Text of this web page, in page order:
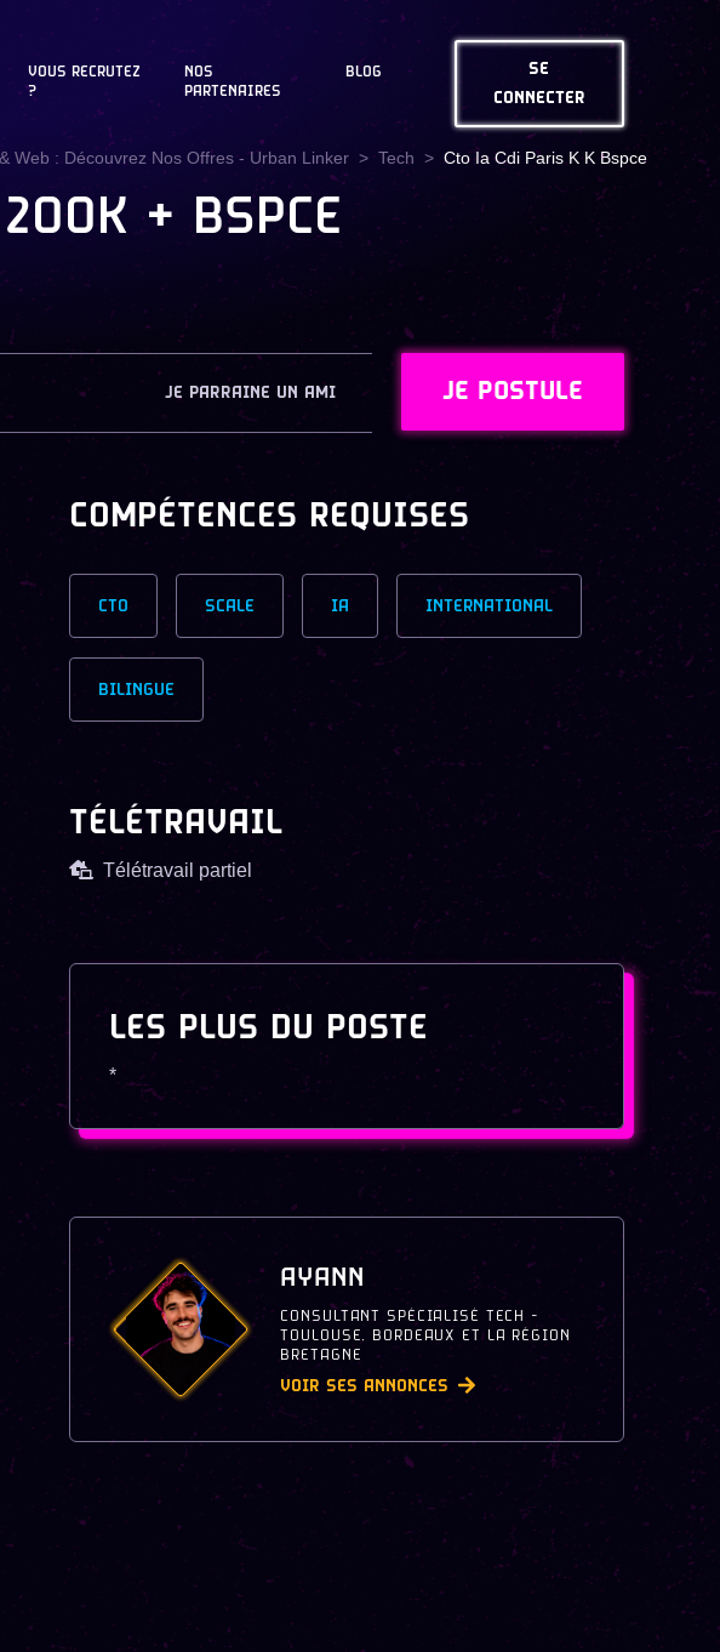
VOUS RECRUTEZ
?
NOS
PARTENAIRES
BLOG
SE
CONNECTER
Web : Découvrez Nos Offres - Urban Linker Tech Cto Ia Cdi Paris K K Bspce
+ BSPCE
JE PARRAINE UN AMI JE POSTULE
COMPÉTENCES REQUISES
CTO SCALE IA INTERNATIONAL
BILINGUE
TÉLÉTRAVAIL
Télétravail partiel
LES PLUS DU POSTE
*
AYANN
CONSULTANT SPÉCIALISÉ TECH -
TOULOUSE, BORDEAUX ET LA RÉGION
BRETAGNE
VOIR SES ANNONCES